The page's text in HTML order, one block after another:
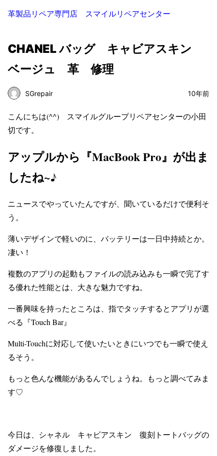
革製品リペア専門店 スマイルリペアセンター
CHANEL バッグ キャビアスキン
ベージュ 革 修理
SGrepair 10年前
こんにちは(^^) スマイルグループリペアセンターの小田
切です。
アップルから『MacBook Pro』が出ま
したね~♪
ニュースでやっていたんですが、聞いているだけで便利そ
う。
薄いデザインで軽いのに、バッテリーは一日中持続とか。
凄い！
複数のアプリの起動もファイルの読み込みも一瞬で完了す
る優れた性能とは、大きな魅力ですね。
一番興味を持ったところは、指でタッチするとアプリが選
べる『Touch Bar』
Multi-Touchに対応して使いたいときにいつでも一瞬で使え
るそう。
もっと色んな機能があるんでしょうね。もっと調べてみま
す♡
今日は、シャネル キャビアスキン 復刻トートバッグの
ダメージを修復しました。